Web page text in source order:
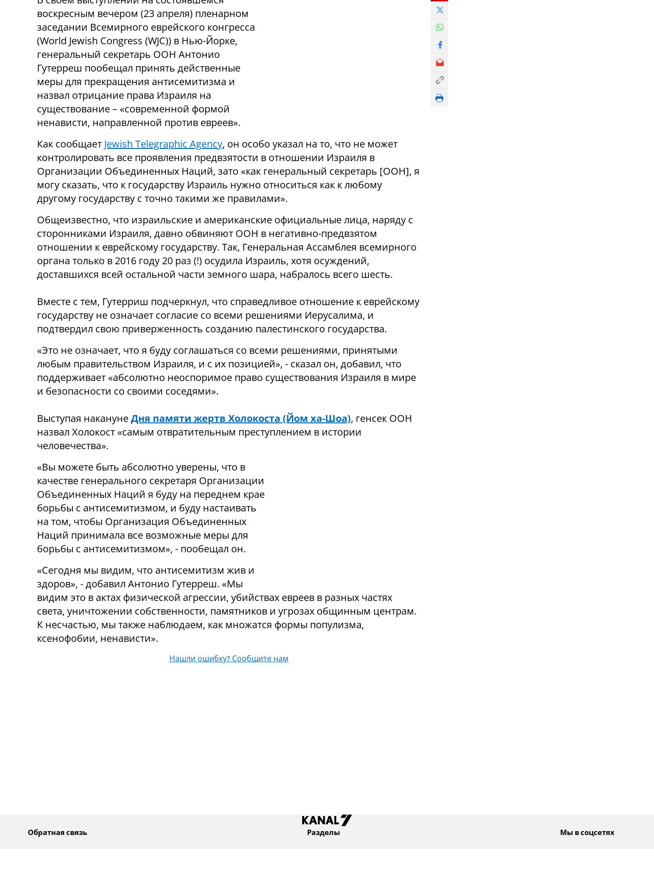
воскресным вечером (23 апреля) пленарном
заседании Всемирного еврейского конгресса
(World Jewish Congress (WJC)) в Нью-Йорке,
генеральный секретарь ООН Антонио
Гутерреш пообещал принять действенные
меры для прекращения антисемитизма и
назвал отрицание права Израиля на
существование – «современной формой
ненависти, направленной против евреев».
Как сообщает Jewish Telegraphic Agency, он особо указал на то, что не может
контролировать все проявления предвзятости в отношении Израиля в
Организации Объединенных Наций, зато «как генеральный секретарь [ООН], я
могу сказать, что к государству Израиль нужно относиться как к любому
другому государству с точно такими же правилами».
Общеизвестно, что израильские и американские официальные лица, наряду с
сторонниками Израиля, давно обвиняют ООН в негативно-предвзятом
отношении к еврейскому государству. Так, Генеральная Ассамблея всемирного
органа только в 2016 году 20 раз (!) осудила Израиль, хотя осуждений,
доставшихся всей остальной части земного шара, набралось всего шесть.
Вместе с тем, Гутерриш подчеркнул, что справедливое отношение к еврейскому
государству не означает согласие со всеми решениями Иерусалима, и
подтвердил свою приверженность созданию палестинского государства.
«Это не означает, что я буду соглашаться со всеми решениями, принятыми
любым правительством Израиля, и с их позицией», - сказал он, добавил, что
поддерживает «абсолютно неоспоримое право существования Израиля в мире
и безопасности со своими соседями».
Выступая наканунеДня памяти жертв Холокоста (Йом ха-Шоа), генсек ООН
назвал Холокост «самым отвратительным преступлением в истории
человечества».
«Вы можете быть абсолютно уверены, что в
качестве генерального секретаря Организации
Объединенных Наций я буду на переднем крае
борьбы с антисемитизмом, и буду настаивать
на том, чтобы Организация Объединенных
Наций принимала все возможные меры для
борьбы с антисемитизмом», - пообещал он.
«Сегодня мы видим, что антисемитизм жив и
здоров», - добавил Антонио Гутерреш. «Мы
видим это в актах физической агрессии, убийствах евреев в разных частях
света, уничтожении собственности, памятников и угрозах общинным центрам.
К несчастью, мы также наблюдаем, как множатся формы популизма,
ксенофобии, ненависти».
Нашли ошибку? Сообщите нам
Обратная связь Разделы Мы в соцсетях